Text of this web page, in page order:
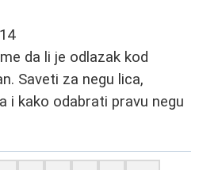
da li je odlazak kod
Saveti za negu lica,
i kako odabrati pravu negu